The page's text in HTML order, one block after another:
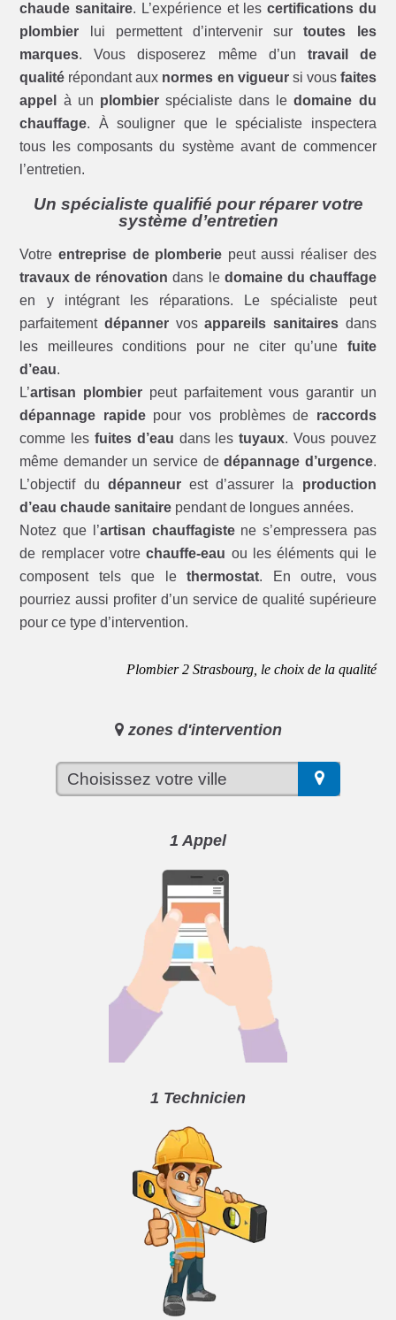
chaude sanitaire. L’expérience et les certifications du
plombier lui permettent d’intervenir surtoutes les
marques. Vous disposerez même d’un travail de
qualité répondant aux normes en vigueursi vous faites
appel
à un plombierspécialiste dans ledomaine du
chauffage. À souligner que le spécialiste inspectera
tous les composants du système avant de commencer
l’entretien.
Un spécialiste qualifié pour réparer votre
système d’entretien
Votreentreprise de plomberie peut aussi réaliser des
travaux de rénovation dans le domaine du chauffage
en y intégrant les réparations. Le spécialiste peut
parfaitementdépanner vosappareils sanitairesdans
les meilleures conditions pour ne citer qu’une fuite
d’eau.
L’artisan plombier peut parfaitement vous garantir un
dépannage rapidepour vos problèmes de raccords
comme les fuites d’eau dans lestuyaux. Vous pouvez
même demander un service dedépannage d’urgence.
L’objectif du dépanneurest d’assurer la production
d’eau chaude sanitaire pendant de longues années.
Notez que l’artisan chauffagistene s’empressera pas
de remplacer votrechauffe-eau ou les éléments qui le
composent tels que lethermostat. En outre, vous
pourriez aussi profiter d’un service de qualité supérieure
pour ce type d’intervention.
Plombier 2 Strasbourg, le choix de la qualité
zones d'intervention
1 Appel
1 Technicien